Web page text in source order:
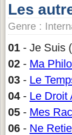
Les
Genre :
01 - Je Suis
02 - Ma
03 - Le
04- Le Droit
05 - Mes
06 - Ne